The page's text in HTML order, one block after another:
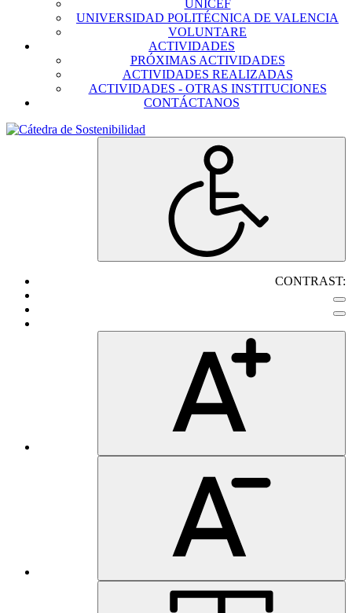
UNICEF
UNIVERSIDAD POLITÉCNICA DE VALENCIA
VOLUNTARE
ACTIVIDADES
PRÓXIMAS ACTIVIDADES
ACTIVIDADES REALIZADAS
ACTIVIDADES - OTRAS INSTITUCIONES
CONTÁCTANOS
CONTRAST: